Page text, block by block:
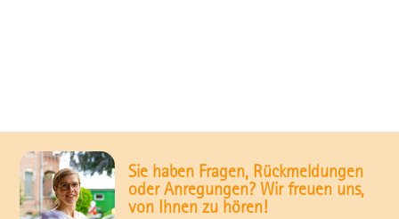
Sie haben Fragen, Rückmeldungen
oder Anregungen? Wir freuen uns,
von Ihnen zu hören!